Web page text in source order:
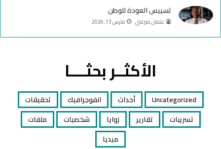
تسييس العودة للوطن
عثمان ميرغني مارس 13, 2026
الأكثــر بحثــــا
Uncategorized أحداث انفوجرافيك
تحقيقات
تسريبات
تقارير زوايا شخصيات
ملفات
ميديا